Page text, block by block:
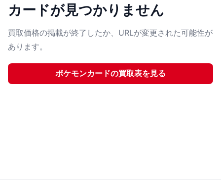
カードが見つかりません
買取価格の掲載が終了したか、URLが変更された可能性が
あります。
ポケモンカードの買取表を見る